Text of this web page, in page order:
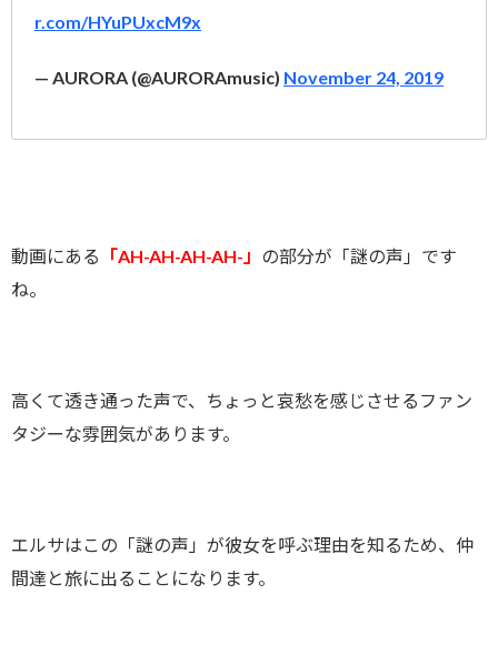
r.com/HYuPUxcM9x
— AURORA (@AURORAmusic) November 24, 2019
動画にある 「AH-AH-AH-AH-」 の部分が「謎の声」です
ね。
高くて透き通った声で、ちょっと哀愁を感じさせるファン
タジーな雰囲気があります。
エルサはこの「謎の声」が彼女を呼ぶ理由を知るため、仲
間達と旅に出ることになります。